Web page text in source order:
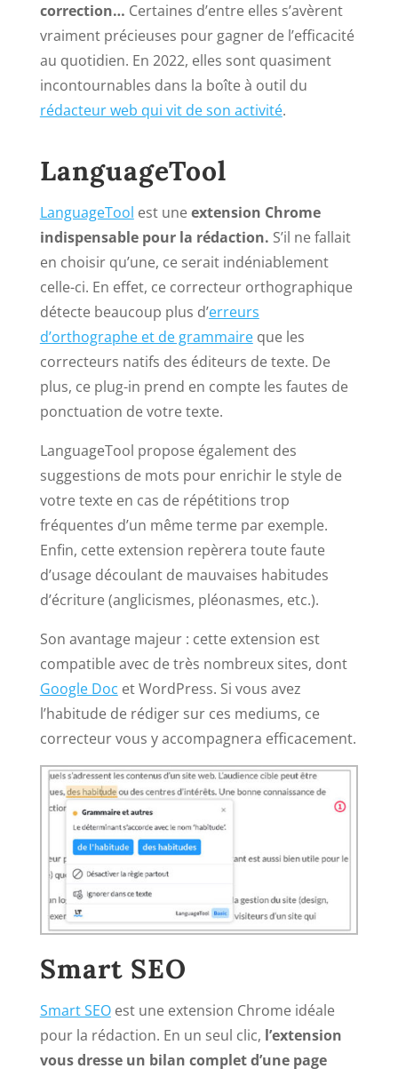
correction… Certaines d’entre elles s’avèrent
vraiment précieuses pour gagner de l’efficacité
au quotidien. En 2022, elles sont quasiment
incontournables dans la boîte à outil du
rédacteur web qui vit de son activité.
LanguageTool
LanguageTool est uneextension Chrome
indispensable pour la rédaction. S’il ne fallait
en choisir qu’une, ce serait indéniablement
celle-ci. En effet, ce correcteur orthographique
détecte beaucoup plus d’erreurs
d’orthographe et de grammaireque les
correcteurs natifs des éditeurs de texte. De
plus, ce plug-in prend en compte les fautes de
ponctuation de votre texte.
LanguageTool propose également des
suggestions de mots pour enrichir le style de
votre texte en cas de répétitions trop
fréquentes d’un même terme par exemple.
Enfin, cette extension repèrera toute faute
d’usage découlant de mauvaises habitudes
d’écriture (anglicismes, pléonasmes, etc.).
Son avantage majeur : cette extension est
compatible avec de très nombreux sites, dont
Google Doc et WordPress. Si vous avez
l’habitude de rédiger sur ces mediums, ce
correcteur vous y accompagnera efficacement.
Smart SEO
Smart SEOest une extension Chrome idéale
pour la rédaction. En un seul clic, l’extension
vous dresse un bilan complet d’une page